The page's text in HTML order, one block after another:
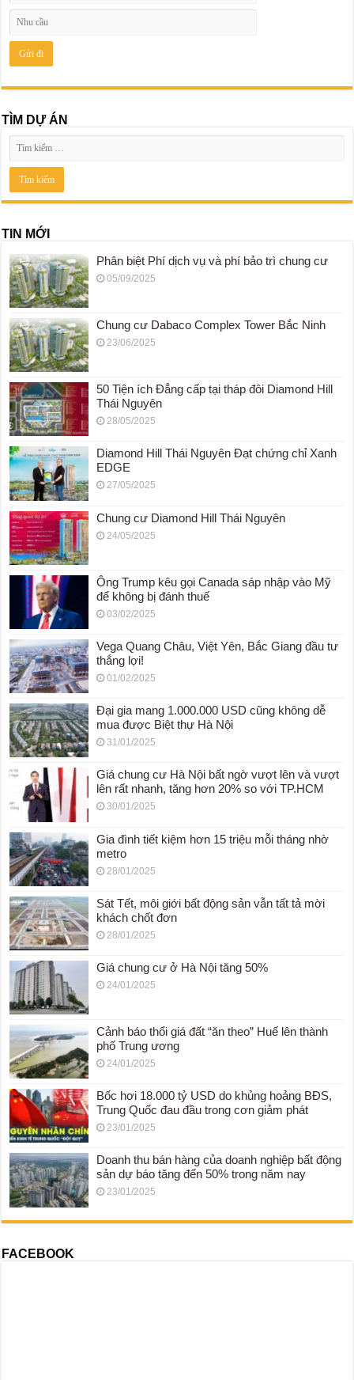
TÌM DỰ ÁN
TIN MỚI
Phân biệt Phí dịch vụ và phí bảo trì chung cư
05/09/2025
Chung cư Dabaco Complex Tower Bắc Ninh
23/06/2025
50 Tiện ích Đẳng cấp tại tháp đôi Diamond Hill
Thái Nguyên
28/05/2025
Diamond Hill Thái Nguyên Đạt chứng chỉ Xanh
EDGE
27/05/2025
Chung cư Diamond Hill Thái Nguyên
24/05/2025
Ông Trump kêu gọi Canada sáp nhập vào Mỹ
để không bị đánh thuế
03/02/2025
Vega Quang Châu, Việt Yên, Bắc Giang đầu tư
thắng lợi!
01/02/2025
Đại gia mang 1.000.000 USD cũng không dễ
mua được Biệt thự Hà Nội
31/01/2025
Giá chung cư Hà Nội bất ngờ vượt lên và vượt
lên rất nhanh, tăng hơn 20% so với TP.HCM
30/01/2025
Gia đình tiết kiệm hơn 15 triệu mỗi tháng nhờ
metro
28/01/2025
Sát Tết, môi giới bất động sản vẫn tất tả mời
khách chốt đơn
28/01/2025
Giá chung cư ở Hà Nội tăng 50%
24/01/2025
Cảnh báo thổi giá đất “ăn theo” Huế lên thành
phố Trung ương
24/01/2025
Bốc hơi 18.000 tỷ USD do khủng hoảng BĐS,
Trung Quốc đau đầu trong cơn giảm phát
23/01/2025
Doanh thu bán hàng của doanh nghiệp bất động
sản dự báo tăng đến 50% trong năm nay
23/01/2025
FACEBOOK